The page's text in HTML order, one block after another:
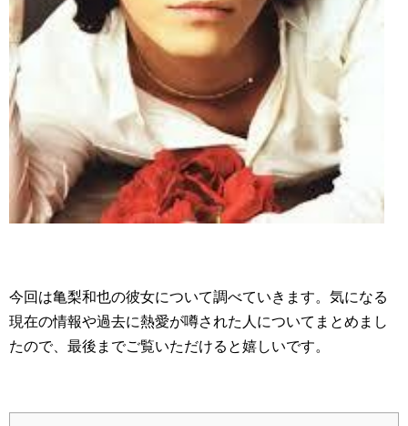
今回は亀梨和也の彼女について調べていきます。気になる
現在の情報や過去に熱愛が噂された人についてまとめまし
たので、最後までご覧いただけると嬉しいです。